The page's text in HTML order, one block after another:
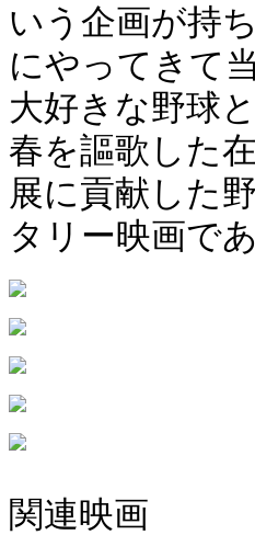
いう企画が持
にやってきて
大好きな野球
春を謳歌した
展に貢献した
タリー映画であ
関連映画